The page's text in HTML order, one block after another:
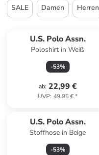
SALE Damen Herren
U.S. Polo Assn.
Poloshirt in Weiß
-53%
ab: 22,99 €
UVP: 49,95 €*
U.S. Polo Assn.
Stoffhose in Beige
-53%